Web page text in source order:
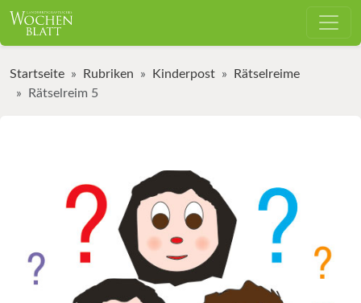
Startseite Rubriken Kinderpost
Rätselreime
Rätselreim 5